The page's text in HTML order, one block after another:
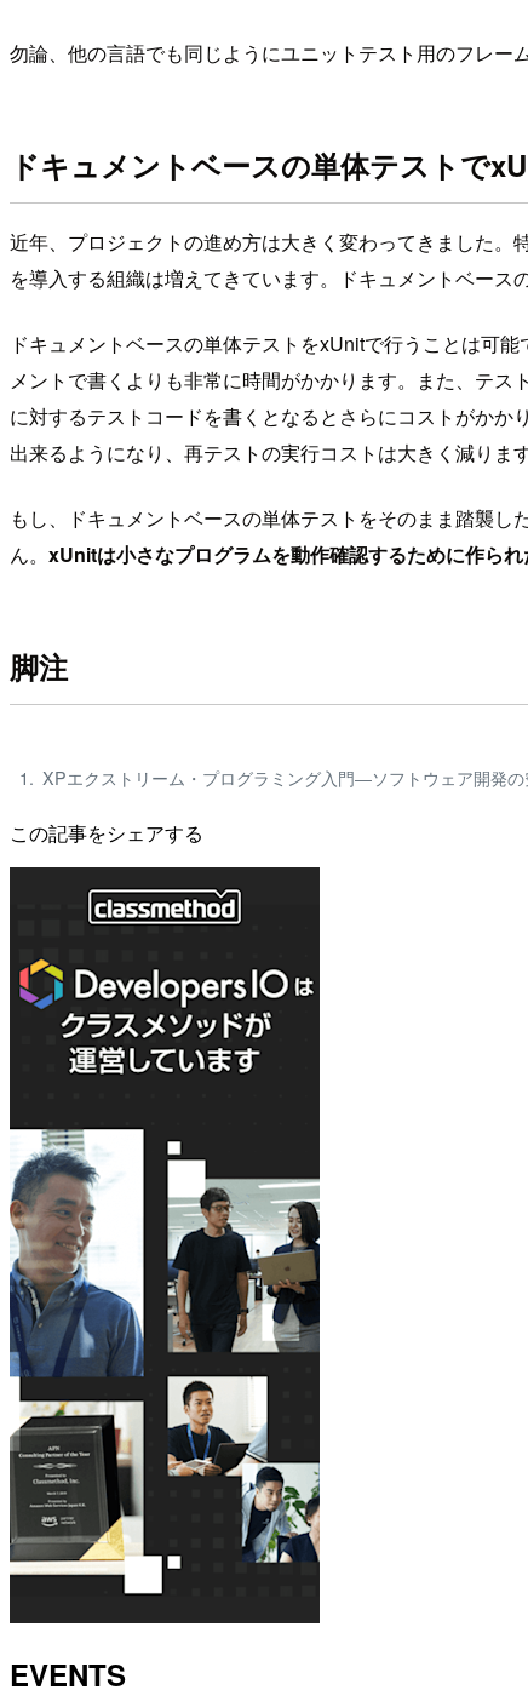
勿論、他の言語でも同じようにユニットテスト用のフレー
ドキュメントベースの単体テストで
近年、プロジェクトの進め方は大きく変わってきました
を導入する組織は増えてきています。ドキュメントベース
ドキュメントベースの単体テストをxUnitで行うことは可
メントで書くよりも非常に時間がかかります。また、テ
に対するテストコードを書くとなるとさらにコストがか
出来るようになり、再テストの実行コストは大きく減ります
もし、ドキュメントベースの単体テストをそのまま踏襲
ん。 xUnitは小さなプログラムを動作確認するために作ら
脚注
XPエクストリーム・プログラミング入門―ソフトウェア開発
この記事をシェアする
EVENTS